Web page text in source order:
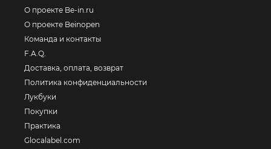
О проекте Be-in.ru
О проекте Beinopen
Команда и контакты
F.A.Q.
Доставка, оплата, возврат
Политика конфиденциальности
Лукбуки
Покупки
Практика
Glocalabel.com